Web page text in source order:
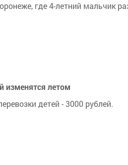
где 4-летний мальчик
изменятся летом
детей - 3000 рублей.